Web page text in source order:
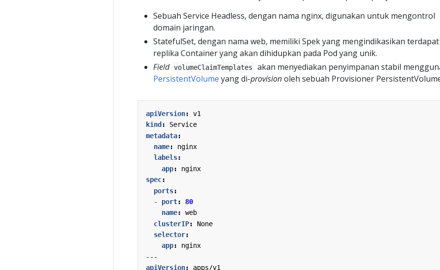
Sebuah Service Headless, dengan nama nginx, digunakan untuk mengontrol
domain jaringan.
StatefulSet, dengan nama web, memiliki Spek yang mengindikasikan
replika Container yang akan dihidupkan pada Pod yang unik.
Field volumeClaimTemplates
akan menyediakan penyimpanan stabil
PersistentVolume yang di-provisionoleh sebuah Provisioner
apiVersion:
v1
kind :
Service
metadata:
name:
nginx
labels:
app:
nginx
spec:
ports:
- port:
80
name:
web
clusterIP:
None
selector:
app:
nginx
---
apiVersion:
apps/v1